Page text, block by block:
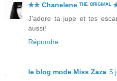
✯✯ Chanelene ᵀᴴᴱ ᴼᴿᴵᴳᴵᴻᴬᴸ
J'adore ta jupe et tes
aussi!
Répondre
le blog mode Miss Zaza 5